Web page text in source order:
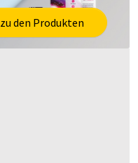
zu den Produkten